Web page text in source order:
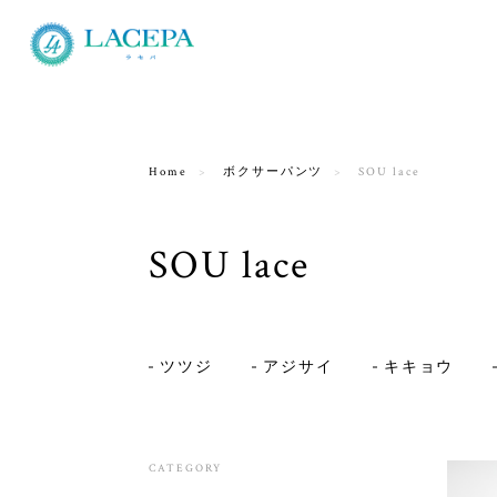
Home ボクサーパンツ SOU lace
SOU lace
ツツジ アジサイ キキョウ
CATEGORY